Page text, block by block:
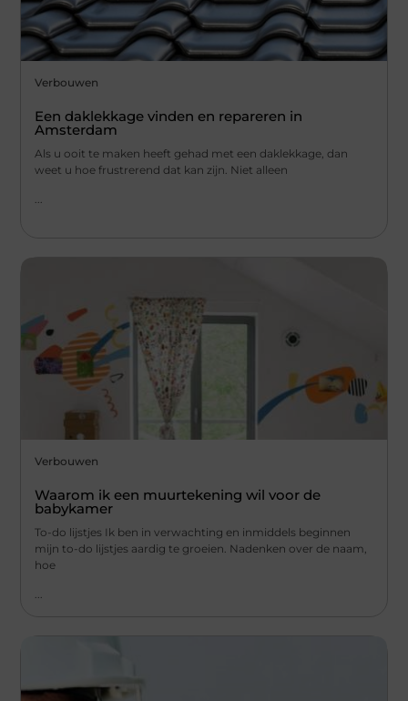
Verbouwen
Een daklekkage vinden en repareren in
Amsterdam
Als u ooit te maken heeft gehad met een daklekkage, dan
weet u hoe frustrerend dat kan zijn. Niet alleen
...
Verbouwen
Waarom ik een muurtekening wil voor de
babykamer
To-do lijstjes Ik ben in verwachting en inmiddels beginnen
mijn to-do lijstjes aardig te groeien. Nadenken over de naam,
hoe
...